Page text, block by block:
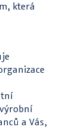
která
a Vás,